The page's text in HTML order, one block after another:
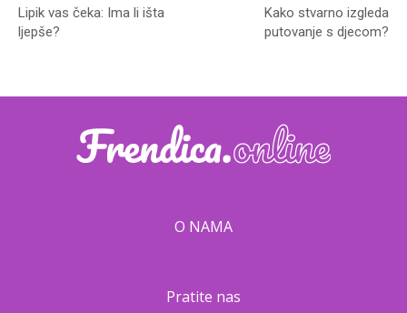
Lipik vas čeka: Ima li išta
ljepše?
Kako stvarno izgleda
putovanje s djecom?
O NAMA
Pratite nas